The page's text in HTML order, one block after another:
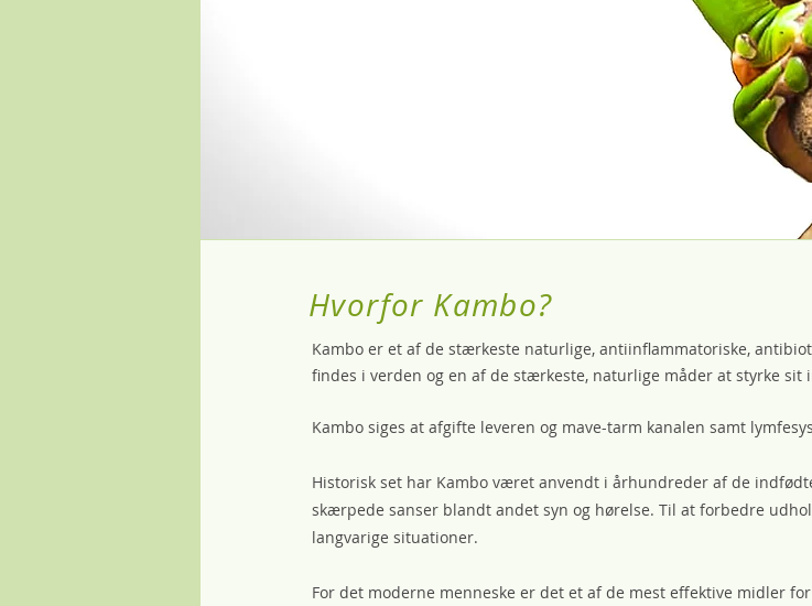
Hvorfor Kambo?
Kambo er et af de stærkeste naturlige, antiinflammatoriske,
findes i verden og en af de stærkeste, naturlige måder at styrke sit
Kambo siges at afgifte leveren og mave-tarm kanalen samt
Historisk set har Kambo været anvendt i århundreder af de
skærpede sanser blandt andet syn og hørelse. Til at forbedre
langvarige situationer.
For det moderne menneske er det et af de mest effektive midler